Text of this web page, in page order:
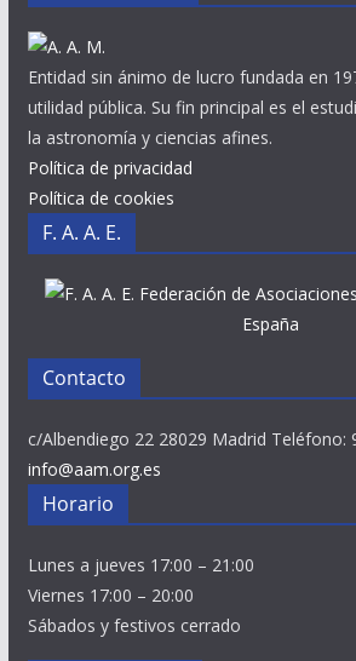
Entidad sin ánimo de lucro fundada en
utilidad pública. Su fin principal es el
la astronomía y ciencias afines.
Política de privacidad
Política de cookies
F. A. A. E.
Federación de
España
Contacto
c/Albendiego 22 28029 Madrid Teléfono:
info@aam.org.es
Horario
Lunes a jueves 17:00 – 21:00
Viernes 17:00 – 20:00
Sábados y festivos cerrado